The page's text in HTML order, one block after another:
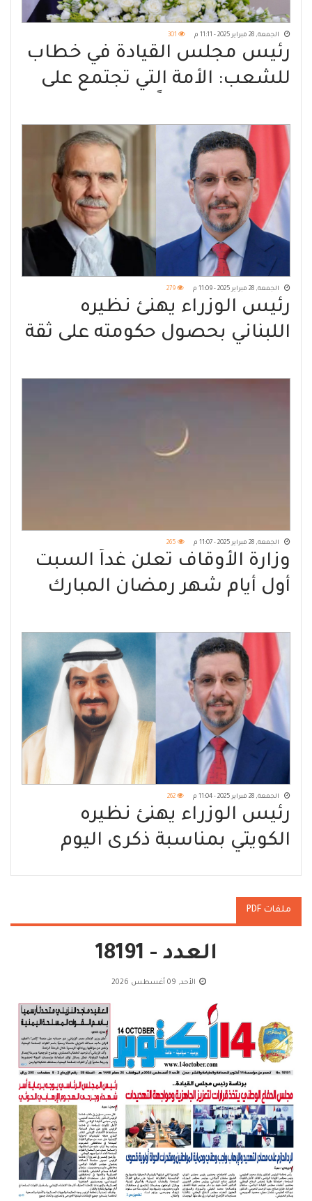
الجمعة, 28 فبراير 2025 - 11:11 م 301
رئيس مجلس القيادة في خطاب
للشعب: الأمة التي تجتمع على
الجمعة, 28 فبراير 2025 - 11:09 م 279
رئيس الوزراء يهنئ نظيره
اللبناني بحصول حكومته على ثقة
الجمعة, 28 فبراير 2025 - 11:07 م 265
وزارة الأوقاف تعلن غداً السبت
أول أيام شهر رمضان المبارك
الجمعة, 28 فبراير 2025 - 11:04 م 262
رئيس الوزراء يهنئ نظيره
الكويتي بمناسبة ذكرى اليوم
ملفات PDF
العدد - 18191
الأحد, 09 أغسطس 2026